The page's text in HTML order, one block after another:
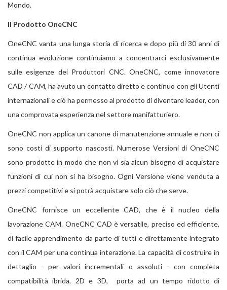
Mondo.
Il Prodotto OneCNC
OneCNC vanta una lunga storia di ricerca e dopo più di 30 anni di
continua evoluzione continuiamo a concentrarci esclusivamente
sulle esigenze dei Produttori CNC. OneCNC, come innovatore
CAD / CAM, ha avuto un contatto diretto e continuo con gli Utenti
internazionali e ciò ha permesso al prodotto di diventare leader, con
una comprovata esperienza nel settore manifatturiero.
OneCNC non applica un canone di manutenzione annuale e non ci
sono costi di supporto nascosti. Numerose Versioni di OneCNC
sono prodotte in modo che non vi sia alcun bisogno di acquistare
funzioni di cui non si ha bisogno. Ogni Versione viene venduta a
prezzi competitivi e si potrà acquistare solo ciò che serve.
OneCNC fornisce un eccellente CAD, che è il nucleo della
lavorazione CAM. OneCNC CAD è versatile, preciso ed efficiente,
di facile apprendimento da parte di tutti e direttamente integrato
con il CAM per una continua interazione. La capacità di costruire in
dettaglio - per valori incrementali o assoluti - con completa
compatibilità ibrida, 2D e 3D, porta ad un tempo ridotto di